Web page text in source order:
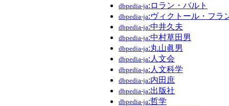
dbpedia-ja:ロラン・バルト
dbpedia-ja:ヴィクトール・フラ
dbpedia-ja:中井久夫
dbpedia-ja:中村草田男
dbpedia-ja:丸山眞男
dbpedia-ja:人文会
dbpedia-ja:人文科学
dbpedia-ja:内田庶
dbpedia-ja:出版社
dbpedia-ja:哲学